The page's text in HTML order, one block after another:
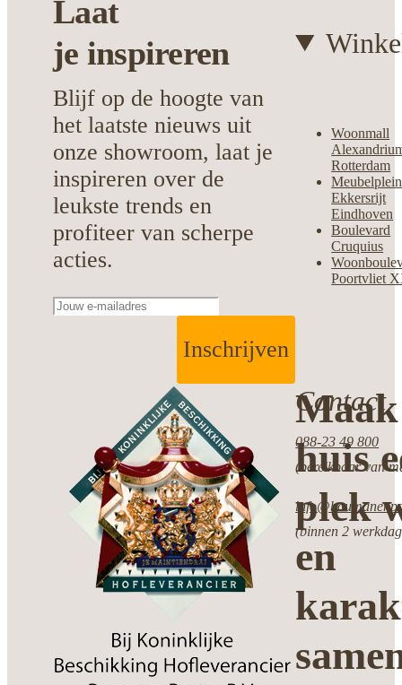
huis
plek
en
Laat
je inspireren
Blijf op de hoogte van
het laatste nieuws uit
onze showroom, laat je
inspireren over de
leukste trends en
profiteer van scherpe
acties.
Inschrijven
Contact
088-23 49 800
(bereikbaar van
(binnen 2
Woonmall
Rotterdam
Meubelplein
Ekkersrijt
Eindhoven
Boulevard
Cruquius
Poortvliet